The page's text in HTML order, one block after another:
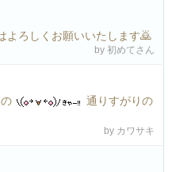
よろしくお願いいたします🙇
by 初めてさん
通りすがりの
by カワサキ